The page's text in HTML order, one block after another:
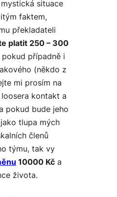
situace
faktem,
překladateli
platit 250 – 300
pokud případně i
(někdo z
mi prosím na
kontakt a
pokud bude jeho
tlupa mých
členů
týmu, tak vy
10000 Kč a
života.